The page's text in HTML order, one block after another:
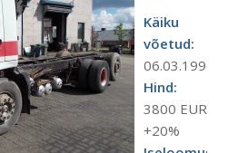
Käiku
võetud:
06.03.1996.a.
Hind:
3800 EUR
+20%